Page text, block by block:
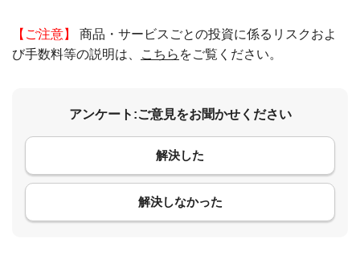
【ご注意】
商品・サービスごとの投資に係るリスクおよ
び手数料等の説明は、
こちら をご覧ください。
アンケート:ご意見をお聞かせください
解決した
解決しなかった
コメント